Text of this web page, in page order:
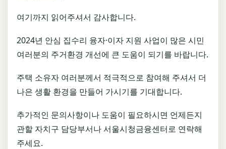
여기까지 읽어주셔서 감사합니다.
2024년 안심 집수리 융자·이자 지원 사업이 많은 시민
여러분의 주거환경 개선에 큰 도움이 되기를 바랍니다.
주택 소유자 여러분께서 적극적으로 참여해 주셔서 더
나은 생활 환경을 만들어 가시기를 기대합니다.
추가적인 문의사항이나 도움이 필요하시면 언제든지
관할 자치구 담당부서나 서울시청금융센터로 연락해
주세요.